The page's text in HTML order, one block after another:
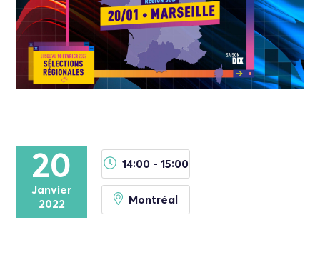
20
Janvier
2022
14:00 - 15:00
Montréal